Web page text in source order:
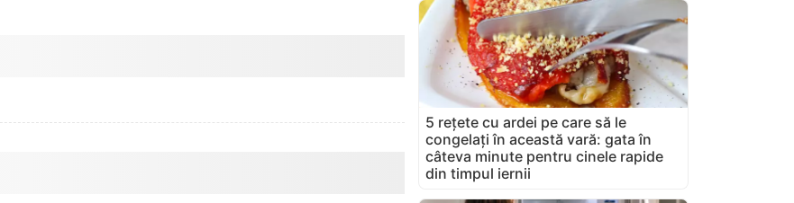
5 rețete cu ardei pe care să le
congelați în această vară: gata în
câteva minute pentru cinele rapide
din timpul iernii